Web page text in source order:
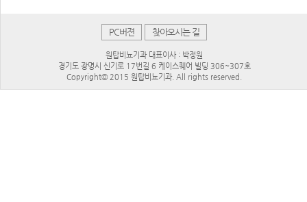
PC버젼 찾아오시는 길
원탑비뇨기과 대표이사 : 박정원
경기도 광명시 신기로 17번길 6 케이스퀘어 빌딩 306~307호
Copyright© 2015 원탑비뇨기과. All rights reserved.